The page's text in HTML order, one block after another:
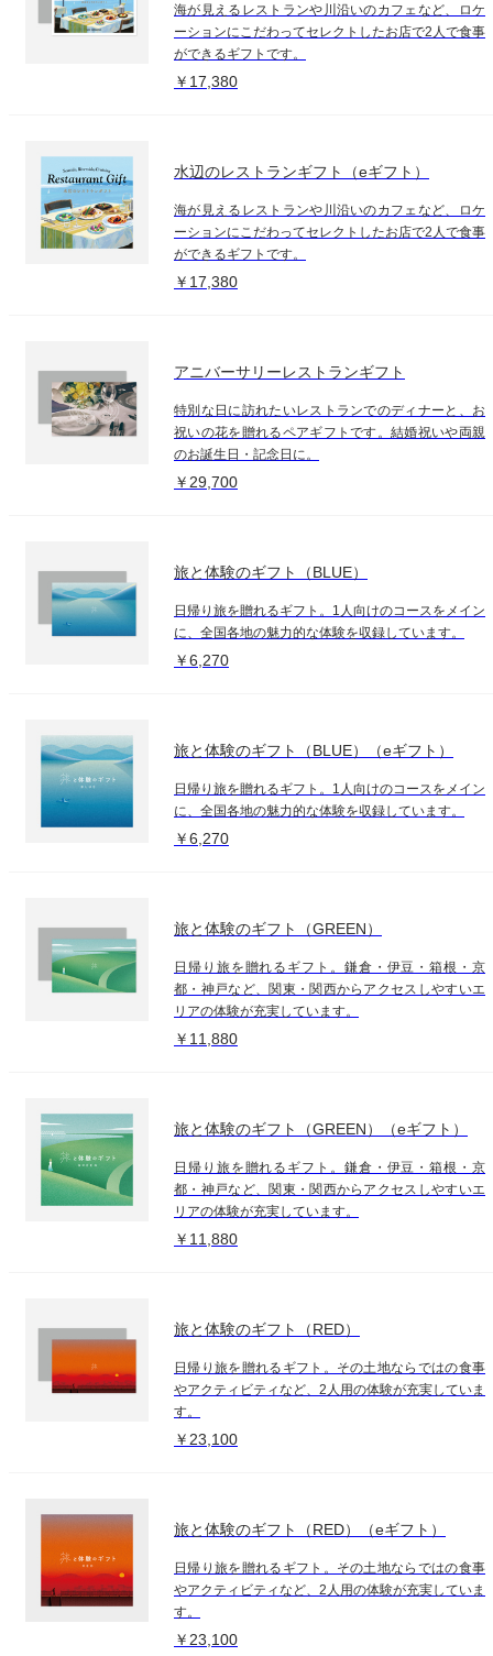
海が見えるレストランや川沿いのカフェなど、ロケ
ーションにこだわってセレクトしたお店で2人で食事
ができるギフトです。
￥17,380
水辺のレストランギフト（eギフト）
海が見えるレストランや川沿いのカフェなど、ロケ
ーションにこだわってセレクトしたお店で2人で食事
ができるギフトです。
￥17,380
アニバーサリーレストランギフト
特別な日に訪れたいレストランでのディナーと、お
祝いの花を贈れるペアギフトです。結婚祝いや両親
のお誕生日・記念日に。
￥29,700
旅と体験のギフト（BLUE）
日帰り旅を贈れるギフト。1人向けのコースをメイン
に、全国各地の魅力的な体験を収録しています。
￥6,270
旅と体験のギフト（BLUE）（eギフト）
日帰り旅を贈れるギフト。1人向けのコースをメイン
に、全国各地の魅力的な体験を収録しています。
￥6,270
旅と体験のギフト（GREEN）
日帰り旅を贈れるギフト。鎌倉・伊豆・箱根・京
都・神戸など、関東・関西からアクセスしやすいエ
リアの体験が充実しています。
￥11,880
旅と体験のギフト（GREEN）（eギフト）
日帰り旅を贈れるギフト。鎌倉・伊豆・箱根・京
都・神戸など、関東・関西からアクセスしやすいエ
リアの体験が充実しています。
￥11,880
旅と体験のギフト（RED）
日帰り旅を贈れるギフト。その土地ならではの食事
やアクティビティなど、2人用の体験が充実していま
す。
￥23,100
旅と体験のギフト（RED）（eギフト）
日帰り旅を贈れるギフト。その土地ならではの食事
やアクティビティなど、2人用の体験が充実していま
す。
￥23,100